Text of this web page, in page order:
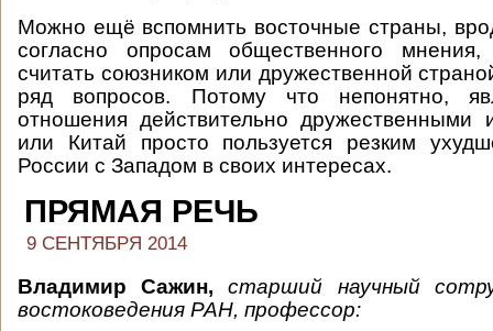
Можно ещё вспомнить восточные страны,
согласно опросам общественного мнения,
считать союзником или дружественной
ряд вопросов. Потому что непонятно,
отношения действительно дружественными
или Китай просто пользуется резким
России с Западом в своих интересах.
ПРЯМАЯ РЕЧЬ
9 СЕНТЯБРЯ 2014
Владимир Сажин,старший научный
востоковедения РАН, профессор: